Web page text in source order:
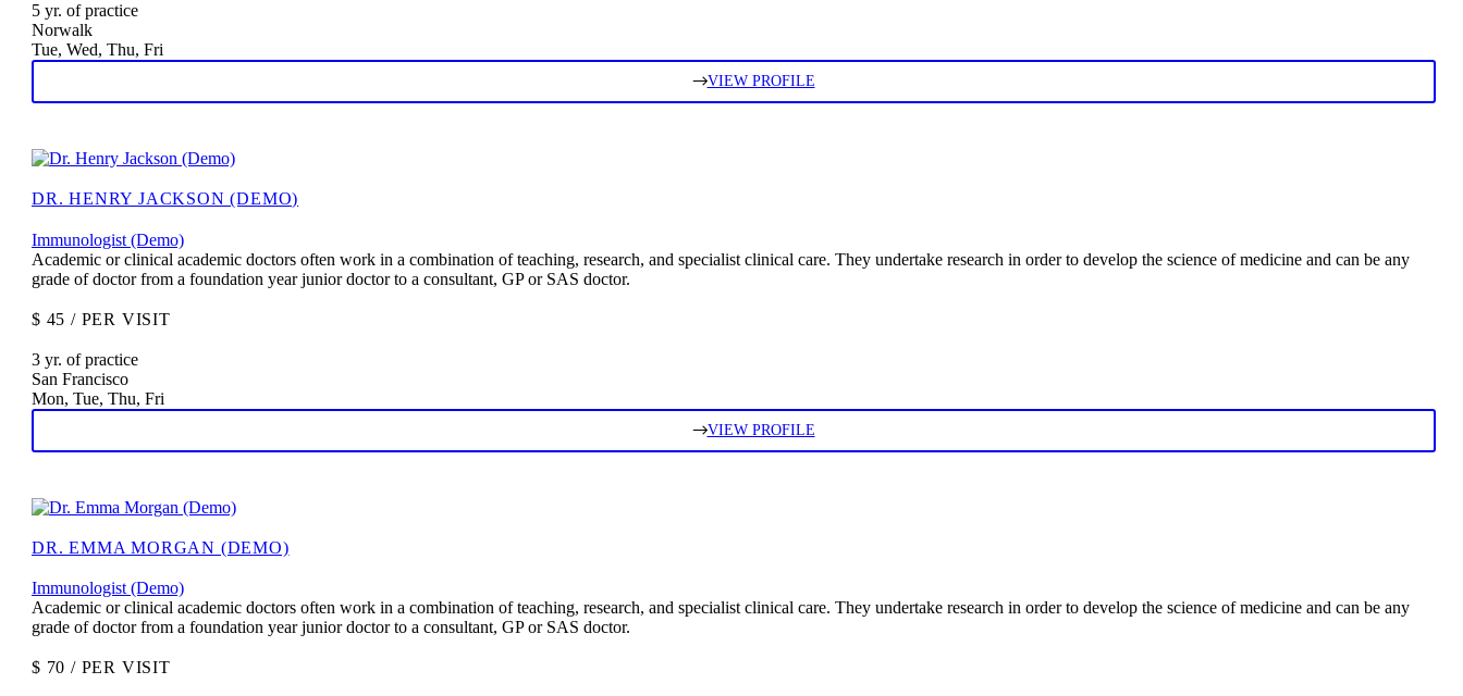
5 yr. of practice
Norwalk
Tue, Wed, Thu, Fri
VIEW PROFILE
DR. HENRY JACKSON (DEMO)
Immunologist (Demo)
Academic or clinical academic doctors often work in a combination of teaching, research, and specialist clinical care. They undertake research in order to develop the science of medicine and can be any
grade of doctor from a foundation year junior doctor to a consultant, GP or SAS doctor.
$ 45 / PER VISIT
3 yr. of practice
San Francisco
Mon, Tue, Thu, Fri
VIEW PROFILE
DR. EMMA MORGAN (DEMO)
Immunologist (Demo)
Academic or clinical academic doctors often work in a combination of teaching, research, and specialist clinical care. They undertake research in order to develop the science of medicine and can be any
grade of doctor from a foundation year junior doctor to a consultant, GP or SAS doctor.
$ 70 / PER VISIT